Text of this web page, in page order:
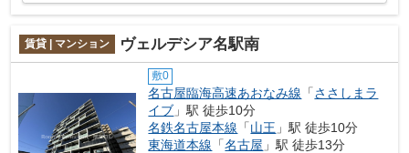
賃貸 | マンション ヴェルデシア名駅南
敷0
名古屋臨海高速あおなみ線 「ささしまラ
イブ 」駅 徒歩10分
名鉄名古屋本線 「山王 」駅 徒歩10分
東海道本線 「名古屋 」駅 徒歩13分